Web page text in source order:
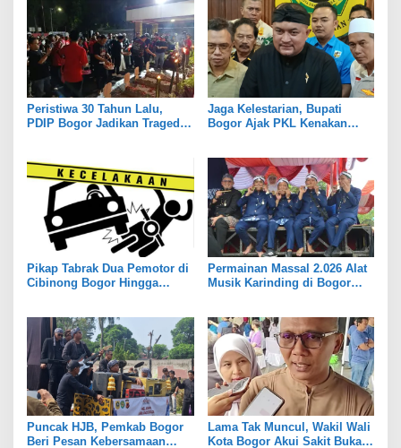
Peristiwa 30 Tahun Lalu,
PDIP Bogor Jadikan Tragedi
Jaga Kelestarian, Bupati
Bogor Ajak PKL Kenakan
Pikap Tabrak Dua Pemotor di
Cibinong Bogor Hingga
Permainan Massal 2.026 Alat
Musik Karinding di Bogor
Puncak HJB, Pemkab Bogor
Beri Pesan Kebersamaan
Lama Tak Muncul, Wakil Wali
Kota Bogor Akui Sakit Bukan